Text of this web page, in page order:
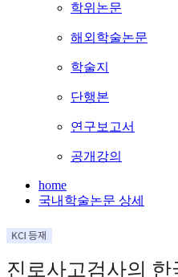
학위논문
해외학술논문
학술지
단행본
연구보고서
공개강의
home
국내학술논문 상세
진로사고검사의 한